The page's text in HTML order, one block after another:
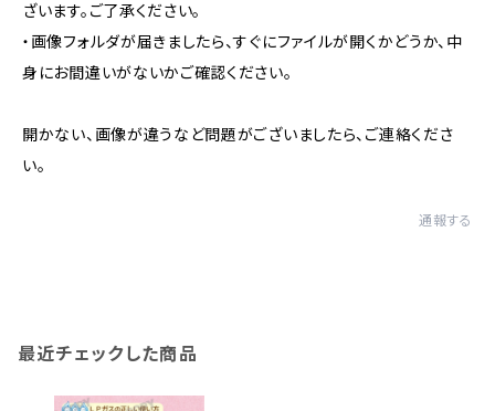
ざいます。ご了承ください。
・画像フォルダが届きましたら、すぐにファイルが開くかどうか、中
身にお間違いがないかご確認ください。
開かない、画像が違うなど問題がございましたら、ご連絡くださ
い。
通報する
最近チェックした商品